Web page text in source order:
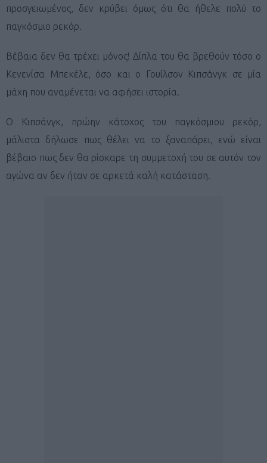
προσγειωμένος, δεν κρύβει όμως ότι θα ήθελε πολύ το
παγκόσμιο ρεκόρ.
Βέβαια δεν θα τρέχει μόνος! Δίπλα του θα βρεθούν τόσο ο
Κενενίσα Μπεκέλε, όσο και ο Γουίλσον Κιπσάνγκ σε μία
μάχη που αναμένεται να αφήσει ιστορία.
Ο Κιπσάνγκ, πρώην κάτοχος του παγκόσμιου ρεκόρ,
μάλιστα δήλωσε πως θέλει να το ξαναπάρει, ενώ είναι
βέβαιο πως δεν θα ρίσκαρε τη συμμετοχή του σε αυτόν τον
αγώνα αν δεν ήταν σε αρκετά καλή κατάσταση.